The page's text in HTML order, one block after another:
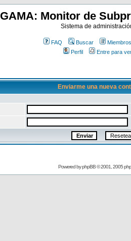
GAMA: Monitor de
Sistema de
FAQ Buscar Miembros
Perfil
Entre para
Enviarme una nueva
Powered byphpBB© 2001, 2005